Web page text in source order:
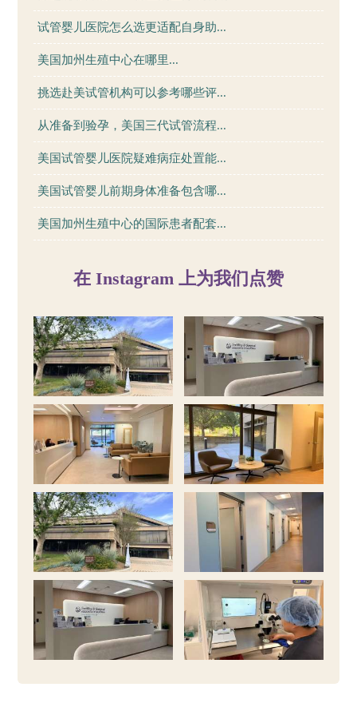
试管婴儿医院怎么选更适配自身助...
美国加州生殖中心在哪里...
挑选赴美试管机构可以参考哪些评...
从准备到验孕，美国三代试管流程...
美国试管婴儿医院疑难病症处置能...
美国试管婴儿前期身体准备包含哪...
美国加州生殖中心的国际患者配套...
在 Instagram 上为我们点赞